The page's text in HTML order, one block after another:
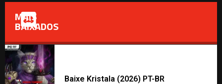
MAIS
BAIXADOS
Baixe Kristala (2026) PT-BR